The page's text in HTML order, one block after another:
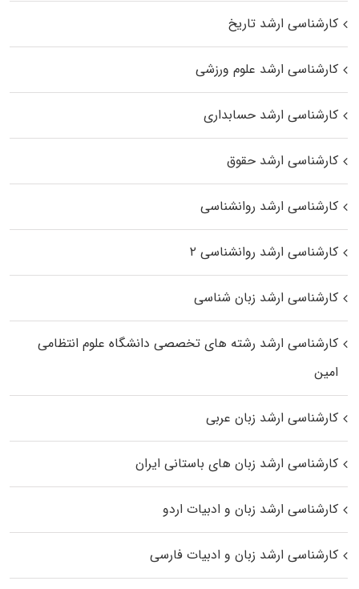
کارشناسی ارشد تاریخ
کارشناسی ارشد علوم ورزشی
کارشناسی ارشد حسابداری
کارشناسی ارشد حقوق
کارشناسی ارشد روانشناسی
کارشناسی ارشد روانشناسی ۲
کارشناسی ارشد زبان شناسی
کارشناسی ارشد رﺷﺘﻪ ﻫﺎی تخصصی داﻧﺸﮕﺎه ﻋﻠﻮم انتظامی
اﻣﻴﻦ
کارشناسی ارشد زبان عربی
کارشناسی ارشد زبان‌ های باستانی ایران
کارشناسی ارشد زبان و ادبیات اردو
کارشناسی ارشد زبان و ادبیات فارسی